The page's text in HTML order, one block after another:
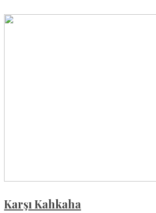
Karşı Kahkaha